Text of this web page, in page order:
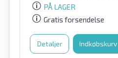
PÅ LAGER
Gratis forsendelse
Detaljer Indkøbskurv